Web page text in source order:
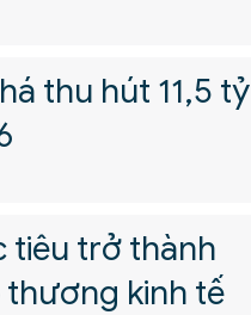
thu hút 11,5 tỷ
tiêu trở thành
kinh tế